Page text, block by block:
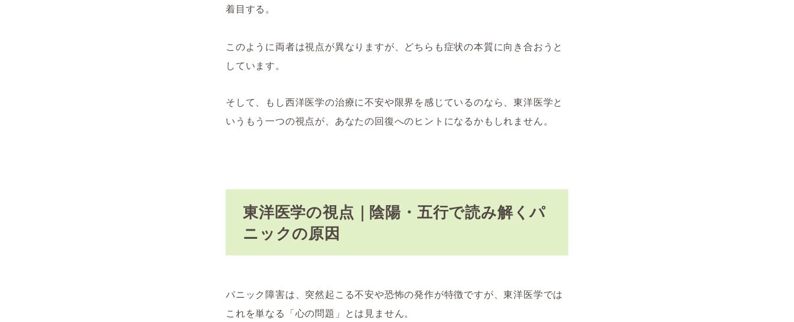
着目する。
このように両者は視点が異なりますが、どちらも症状の本質に向き合おうと
しています。
そして、もし西洋医学の治療に不安や限界を感じているのなら、東洋医学と
いうもう一つの視点が、あなたの回復へのヒントになるかもしれません。
東洋医学の視点｜陰陽・五行で読み解くパ
ニックの原因
パニック障害は、突然起こる不安や恐怖の発作が特徴ですが、東洋医学では
これを単なる「心の問題」とは見ません。